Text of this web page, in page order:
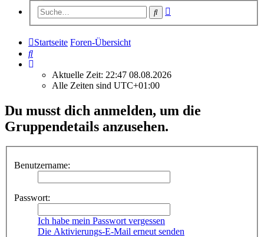
Suche
Startseite Foren-Übersicht
Suche
Aktuelle Zeit: 22:47 08.08.2026
Alle Zeiten sind UTC+01:00
Du musst dich anmelden, um die
Gruppendetails anzusehen.
Benutzername:
Passwort:
Ich habe mein Passwort vergessen
Die Aktivierungs-E-Mail erneut senden